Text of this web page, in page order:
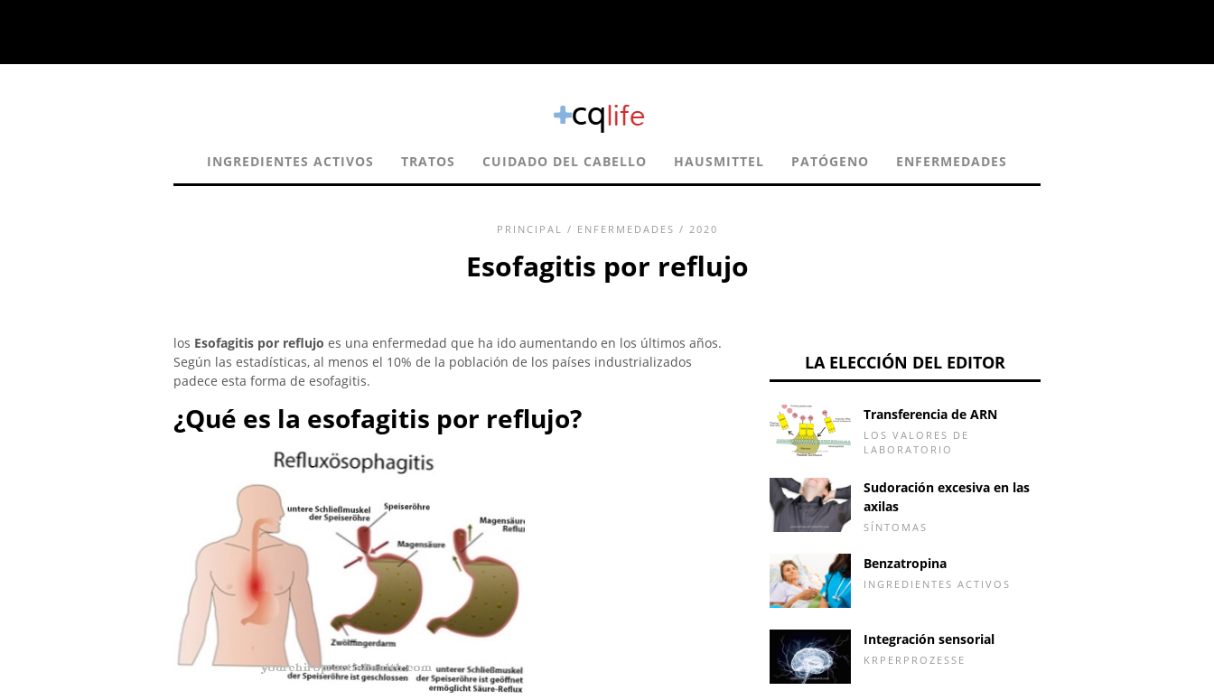
INGREDIENTES ACTIVOS TRATOS CUIDADO DEL CABELLO HAUSMITTEL PATÓGENO ENFERMEDADES
PRINCIPAL / ENFERMEDADES / 2020
Esofagitis por reflujo
los Esofagitis por reflujo es una enfermedad que ha ido aumentando en los últimos años.
Según las estadísticas, al menos el 10% de la población de los países industrializados
padece esta forma de esofagitis.
¿Qué es la esofagitis por reflujo?
LA ELECCIÓN DEL EDITOR
Transferencia de ARN
LOS VALORES DE
LABORATORIO
Sudoración excesiva en las
axilas
SÍNTOMAS
Benzatropina
INGREDIENTES ACTIVOS
Integración sensorial
KRPERPROZESSE